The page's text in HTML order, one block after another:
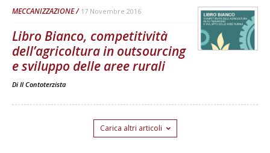
MECCANIZZAZIONE 17 Novembre 2016
Libro Bianco, competitività
dell’agricoltura in outsourcing
e sviluppo delle aree rurali
Di Il Contoterzista
Carica altri articoli